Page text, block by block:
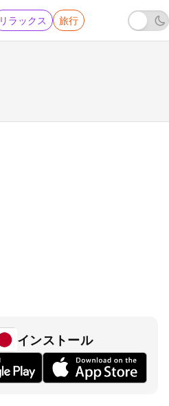
リラックス 旅行
インストール